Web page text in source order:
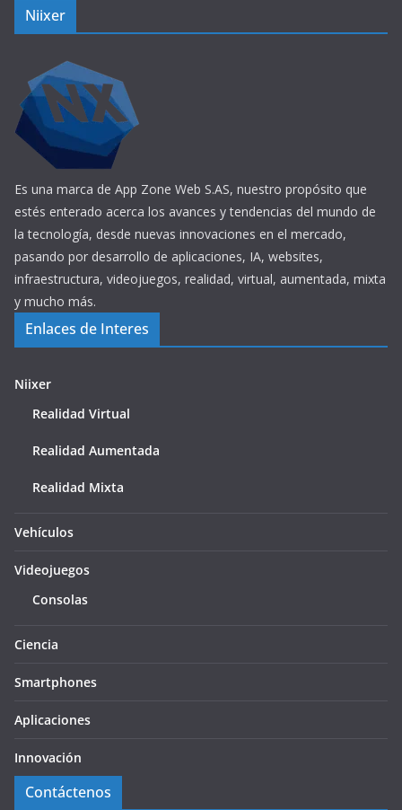
Niixer
Es una marca de App Zone Web S.AS, nuestro propósito que
estés enterado acerca los avances y tendencias del mundo de
la tecnología, desde nuevas innovaciones en el mercado,
pasando por desarrollo de aplicaciones, IA, websites,
infraestructura, videojuegos, realidad, virtual, aumentada, mixta
y mucho más.
Enlaces de Interes
Niixer
Realidad Virtual
Realidad Aumentada
Realidad Mixta
Vehículos
Videojuegos
Consolas
Ciencia
Smartphones
Aplicaciones
Innovación
Contáctenos